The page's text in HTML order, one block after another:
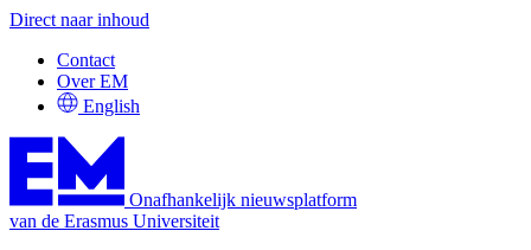
Direct naar inhoud
Contact
Over EM
English
Onafhankelijk nieuwsplatform
van de Erasmus Universiteit